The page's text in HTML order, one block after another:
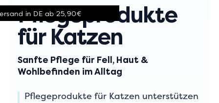
geprüfte Produkte
Pflegeprodukte
für Katzen
Sanfte Pflege für Fell, Haut &
Wohlbefinden im Alltag
Pflegeprodukte für Katzen unterstützen